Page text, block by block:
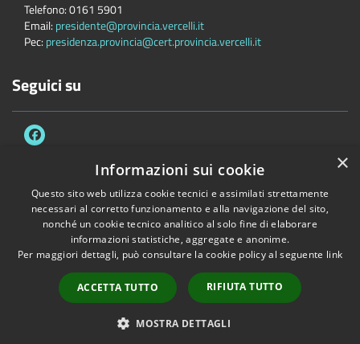
Telefono:0161 5901
Email: presidente@provincia.vercelli.it
Pec: presidenza.provincia@cert.provincia.vercelli.it
Seguici su
Accessibilità Privacy Cookie
Mappa del sito
Dichiarazione di accessibilità e meccanismo di feedback
Link Utili
Copyright © 2026 • Provincia di Vercelli • Powered byMunicipium•
Accesso redazione
×
Informazioni sui cookie
Questo sito web utilizza cookie tecnici e assimilati strettamente
necessari al corretto funzionamento e alla navigazione del sito,
nonché un cookie tecnico analitico al solo fine di elaborare
informazioni statistiche, aggregate e anonime.
Per maggiori dettagli, può consultare la cookie policy al seguente link
ACCETTA TUTTO RIFIUTA TUTTO
MOSTRA DETTAGLI